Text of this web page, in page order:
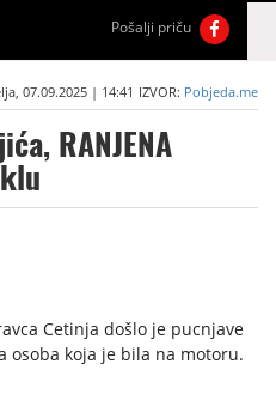
Pošalji priču
07.09.2025 | 14:41 IZVOR: Pobjeda.me
RANJENA
Cetinja došlo je pucnjave
osoba koja je bila na motoru.